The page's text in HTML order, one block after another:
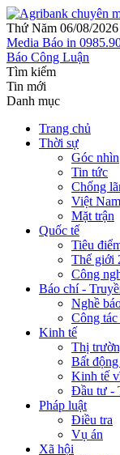
Thứ Năm 06/08/2026
Media Báo in
Báo Công Luận
Tìm kiếm
Tin mới
Danh mục
Trang chủ
Thời sự
Góc nhìn
Tin tức
Chống
Việt
Mặt trận
Quốc tế
Tiêu
Thế giới
Công
Báo chí -
Nghề
Công
Kinh tế
Thị
Bất động
Kinh tế
Đầu tư -
Pháp luật
Điều tra
Vụ án
Xã hội